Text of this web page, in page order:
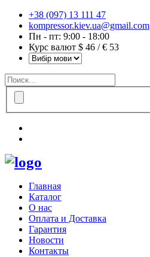
+38 (097) 13 111 47
kompressor.kiev.ua@gmail.com
Пн - пт: 9:00 - 18:00
Курс валют $ 46 / € 53
Главная
Каталог
О нас
Оплата и Доставка
Гарантия
Новости
Контакты